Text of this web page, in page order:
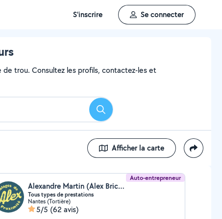
S'inscrire Se connecter
de trou. Consultez les profils, contactez-les et
Rechercher
Afficher la carte
Auto-entrepreneur
Alexandre Martin (Alex Bricolages)
Tous types de prestations
Nantes (Tortière)
5/5 (62 avis)